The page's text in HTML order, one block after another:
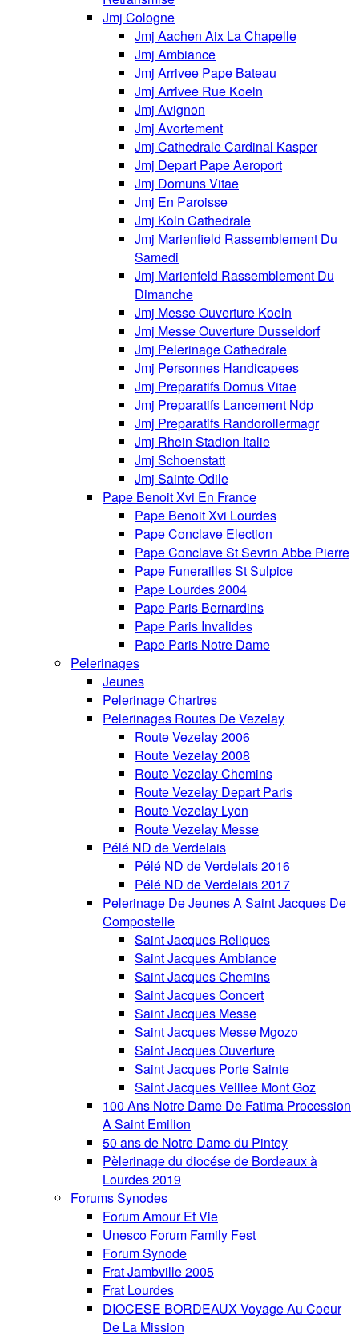
Jmj Cologne
Jmj Aachen Aix La Chapelle
Jmj Ambiance
Jmj Arrivee Pape Bateau
Jmj Arrivee Rue Koeln
Jmj Avignon
Jmj Avortement
Jmj Cathedrale Cardinal Kasper
Jmj Depart Pape Aeroport
Jmj Domuns Vitae
Jmj En Paroisse
Jmj Koln Cathedrale
Jmj Marienfield Rassemblement Du
Samedi
Jmj Marienfeld Rassemblement Du
Dimanche
Jmj Messe Ouverture Koeln
Jmj Messe Ouverture Dusseldorf
Jmj Pelerinage Cathedrale
Jmj Personnes Handicapees
Jmj Preparatifs Domus Vitae
Jmj Preparatifs Lancement Ndp
Jmj Preparatifs Randorollermagr
Jmj Rhein Stadion Italie
Jmj Schoenstatt
Jmj Sainte Odile
Pape Benoit Xvi En France
Pape Benoit Xvi Lourdes
Pape Conclave Election
Pape Conclave St Sevrin Abbe Pierre
Pape Funerailles St Sulpice
Pape Lourdes 2004
Pape Paris Bernardins
Pape Paris Invalides
Pape Paris Notre Dame
Pelerinages
Jeunes
Pelerinage Chartres
Pelerinages Routes De Vezelay
Route Vezelay 2006
Route Vezelay 2008
Route Vezelay Chemins
Route Vezelay Depart Paris
Route Vezelay Lyon
Route Vezelay Messe
Pélé ND de Verdelais
Pélé ND de Verdelais 2016
Pélé ND de Verdelais 2017
Pelerinage De Jeunes A Saint Jacques De
Compostelle
Saint Jacques Reliques
Saint Jacques Ambiance
Saint Jacques Chemins
Saint Jacques Concert
Saint Jacques Messe
Saint Jacques Messe Mgozo
Saint Jacques Ouverture
Saint Jacques Porte Sainte
Saint Jacques Veillee Mont Goz
100 Ans Notre Dame De Fatima Procession
A Saint Emilion
50 ans de Notre Dame du Pintey
Pèlerinage du diocése de Bordeaux à
Lourdes 2019
Forums Synodes
Forum Amour Et Vie
Unesco Forum Family Fest
Forum Synode
Frat Jambville 2005
Frat Lourdes
DIOCESE BORDEAUX Voyage Au Coeur
De La Mission